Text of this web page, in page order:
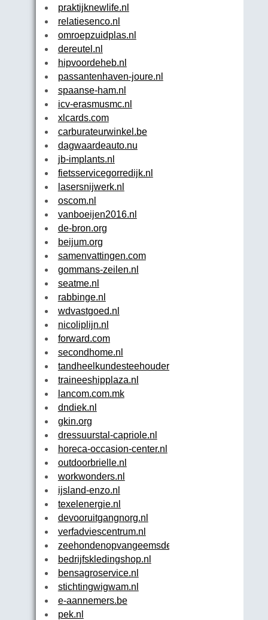
praktijknewlife.nl
relatiesenco.nl
omroepzuidplas.nl
dereutel.nl
hipvoordeheb.nl
passantenhaven-joure.nl
spaanse-ham.nl
icv-erasmusmc.nl
xlcards.com
carburateurwinkel.be
dagwaardeauto.nu
jb-implants.nl
fietsservicegorredijk.nl
lasersnijwerk.nl
oscom.nl
vanboeijen2016.nl
de-bron.org
beijum.org
samenvattingen.com
gommans-zeilen.nl
seatme.nl
rabbinge.nl
wdvastgoed.nl
nicoliplijn.nl
forward.com
secondhome.nl
tandheelkundesteehouder.nl
traineeshipplaza.nl
lancom.com.mk
dndiek.nl
gkin.org
dressuurstal-capriole.nl
horeca-occasion-center.nl
outdoorbrielle.nl
workwonders.nl
ijsland-enzo.nl
texelenergie.nl
devooruitgangnorg.nl
verfadviescentrum.nl
zeehondenopvangeemsdelta.nl
bedrijfskledingshop.nl
bensagroservice.nl
stichtingwigwam.nl
e-aannemers.be
pek.nl